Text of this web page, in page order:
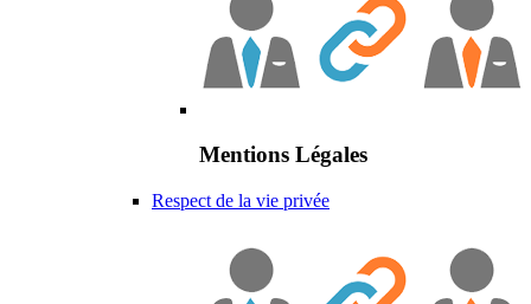
Mentions Légales
Respect de la vie privée